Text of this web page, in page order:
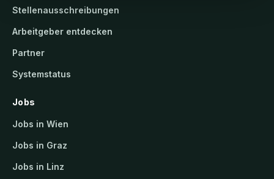
Stellenausschreibungen
Arbeitgeber entdecken
Partner
Systemstatus
Jobs
Jobs in Wien
Jobs in Graz
Jobs in Linz